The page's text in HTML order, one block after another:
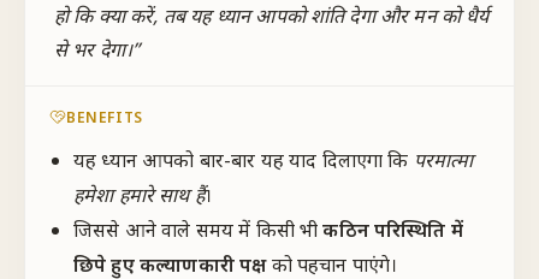
हो कि क्या करें, तब यह ध्यान आपको शांति देगा और मन को धैर्य
से भर देगा।”
BENEFITS
यह ध्यान आपको बार-बार यह याद दिलाएगा कि परमात्मा
हमेशा हमारे साथ हैं।
जिससे आने वाले समय में किसी भीकठिन परिस्थिति में
छिपे हुए कल्याणकारी पक्षको पहचान पाएंगे।